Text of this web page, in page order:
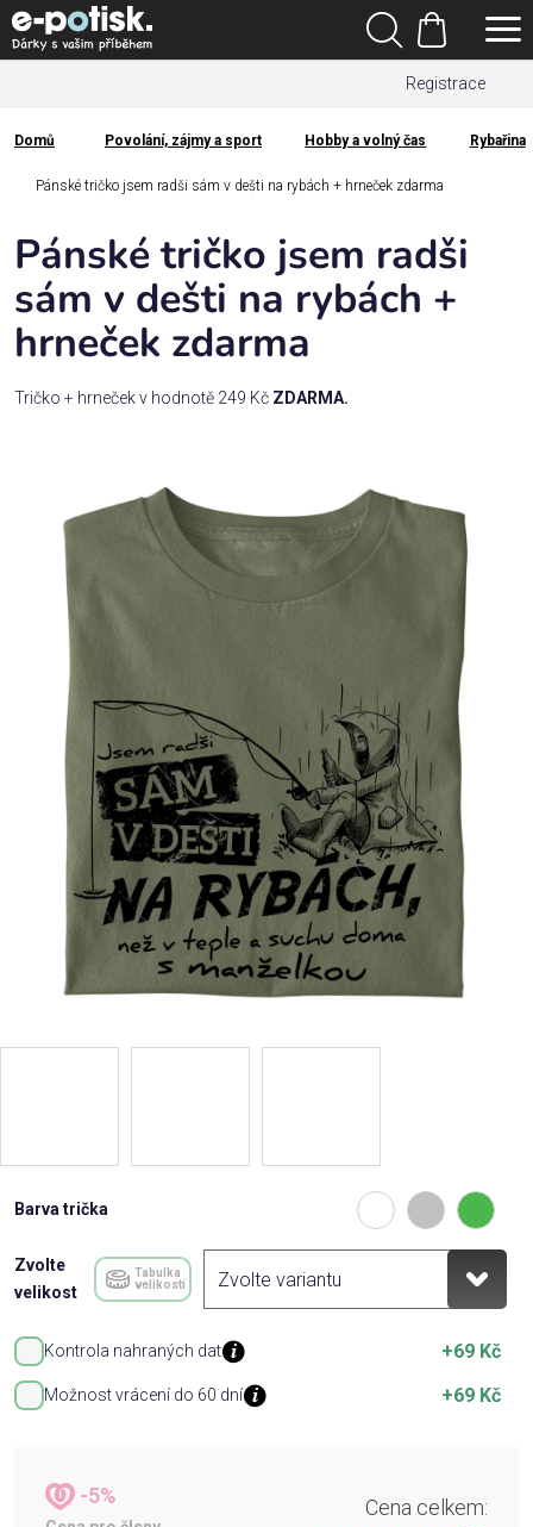
Přejít
na
obsah
Registrace
Hledat
Nákupní
košík
Kategorie
Dárek
Rodina
Láska
Příležitosti
Kolekce
Oblečení
Domů
Domů Povolání, zájmy a sport Hobby a volný čas Rybařina
Pánské tričko jsem radši sám v dešti na rybách + hrneček zdarma
Barva trička
Zvolte
velikost
Tabulka
velikostí
Kontrola nahraných dat +69 Kč
Možnost vrácení do 60 dní +69 Kč
-5% Cena celkem:
Pánské tričko jsem radši
sám v dešti na rybách +
hrneček zdarma
Tričko + hrneček v hodnotě 249 Kč ZDARMA.